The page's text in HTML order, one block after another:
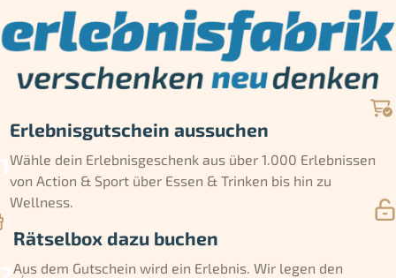
Erlebnisgutschein aussuchen
Wähle dein Erlebnisgeschenk aus über 1.000 Erlebnissen
von Action & Sport über Essen & Trinken bis hin zu
Wellness.
Rätselbox dazu buchen
Aus dem Gutschein wird ein Erlebnis. Wir legen den